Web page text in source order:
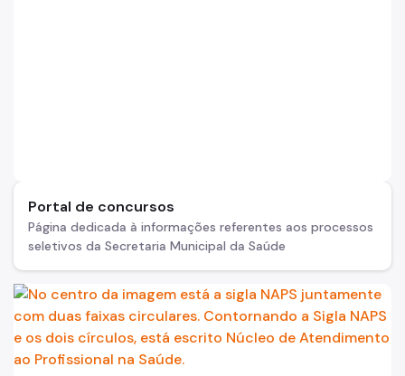
Portal de concursos
Página dedicada à informações referentes aos processos
seletivos da Secretaria Municipal da Saúde